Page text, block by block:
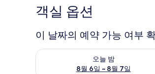
객실 옵션
이 날짜의 예약 가능 여부
오늘 밤
8월 6일 ~ 8월 7일
오늘 밤 예약 가능 여부 확인, 8월 6